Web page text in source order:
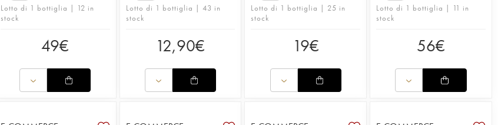
Lotto di 1 bottiglia | 12 in
stock
49€
Lotto di 1 bottiglia | 43 in
stock
12,90€
Lotto di 1 bottiglia | 25 in
stock
19€
Lotto di 1 bottiglia | 11 in
stock
56€